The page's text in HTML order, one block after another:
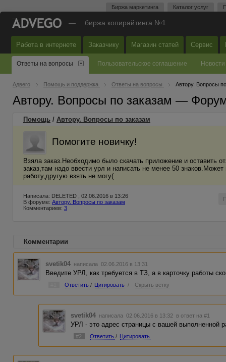
Биржа маркетинга Каталог услуг
— биржа копирайтинга №1
Работа в интернете Заказчику Магазин статей Сервис
Ответы на вопросы Пользовательское соглашение Новости
Адвего Помощь и поддержка Ответы на вопросы Автору. Вопросы
Автору. Вопросы по заказам —
Помощь / Автору. Вопросы по заказам
Помогите новичку!
Взяла заказ.Необходимо было скачать приложение и оставить
заказ,там надо ввести урл и написать не менее 50
работу,другую взять не могу(
Написала: DELETED , 02.06.2016 в 13:26
В форуме: Автору. Вопросы по заказам
Комментариев: 3
Комментарии
svetik04 написала 02.06.2016 в 13:31
Введите УРЛ, как требуется в ТЗ, а в карточку работы
Ответить / Цитировать / Скрыть ветку
svetik04 написала 02.06.2016 в 13:32 в ответ на #1
УРЛ - это адрес страницы с вашей выполненной
#2 Ответить / Цитировать